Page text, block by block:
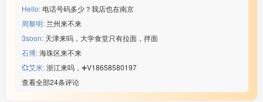
Hello: 电话号码多少？我店也在南京
周黎明: 兰州来不来
3soon: 天津来吗，大学食堂只有拉面，拌面
石博:海珠区来不来
💞艾米:浙江来吗，➕V18658580197
查看全部24条评论